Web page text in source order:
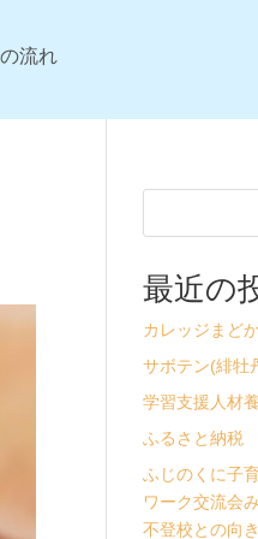
流れ
最近の
カレッジまど
サボテン(緋牡
学習支援人材
ふるさと納税
ふじのくに子
ワーク交流会
不登校との向